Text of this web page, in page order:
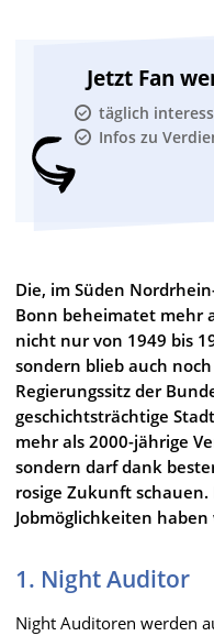
Jetzt Fan
täglich
Infos zu
Die, im Süden
Bonn beheimatet mehr
nicht nur von 1949 bis
sondern blieb auch
Regierungssitz der
geschichtsträchtige
mehr als 2000-jährige
sondern darf dank
rosige Zukunft
Jobmöglichkeiten
1. Night Auditor
Night Auditoren werden